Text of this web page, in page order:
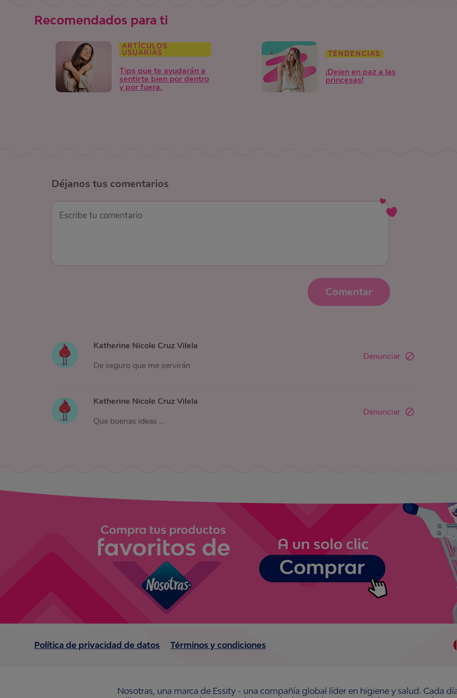
Recomendados para ti
ARTÍCULOS
USUARIAS
Tips que te ayudarán a
sentirte bien por dentro
y por fuera.
TENDENCIAS
¡Dejen en paz a las
princesas!
Déjanos tus comentarios
Comentar
Katherine Nicole Cruz Vilela
De seguro que me servirán
Denunciar
Katherine Nicole Cruz Vilela
Que buenas ideas ...
Denunciar
Política de privacidad de datos Términos y condiciones
Nosotras, una marca de Essity - una compañía global líder en higiene y salud. Cada